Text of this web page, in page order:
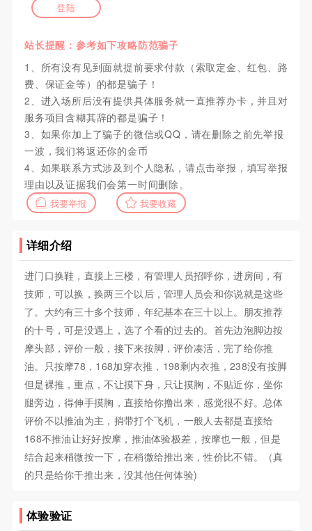
登陆
站长提醒：参考如下攻略防范骗子
1、所有没有见到面就提前要求付款（索取定金、红包、路
费、保证金等）的都是骗子！
2、进入场所后没有提供具体服务就一直推荐办卡，并且对
服务项目含糊其辞的都是骗子！
3、如果你加上了骗子的微信或QQ，请在删除之前先举报
一波，我们将返还你的金币
4、如果联系方式涉及到个人隐私，请点击举报，填写举报
理由以及证据我们会第一时间删除。
我要举报 我要收藏
详细介绍
进门口换鞋，直接上三楼，有管理人员招呼你，进房间，有
技师，可以换，换两三个以后，管理人员会和你说就是这些
了。大约有三十多个技师，年纪基本在三十以上。朋友推荐
的十号，可是没遇上，选了个看的过去的。首先边泡脚边按
摩头部，评价一般，接下来按脚，评价凑活，完了给你推
油。只按摩78，168加穿衣推，198剩内衣推，238没有按脚
但是裸推，重点，不让摸下身，只让摸胸，不贴近你，坐你
腿旁边，得伸手摸胸，直接给你撸出来，感觉很不好。总体
评价不以推油为主，捎带打个飞机，一般人去都是直接给
168不推油让好好按摩，推油体验极差，按摩也一般，但是
结合起来稍微按一下，在稍微给推出来，性价比不错。（真
的只是给你干推出来，没其他任何体验)
体验验证